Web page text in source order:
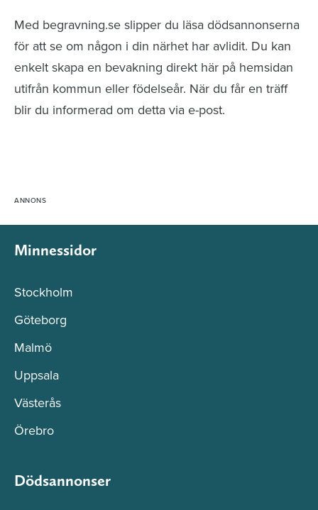
Med begravning.se slipper du läsa dödsannonserna
för att se om någon i din närhet har avlidit. Du kan
enkelt skapa en bevakning direkt här på hemsidan
utifrån kommun eller födelseår. När du får en träff
blir du informerad om detta via e-post.
Minnessidor
Stockholm
Göteborg
Malmö
Uppsala
Västerås
Örebro
Dödsannonser